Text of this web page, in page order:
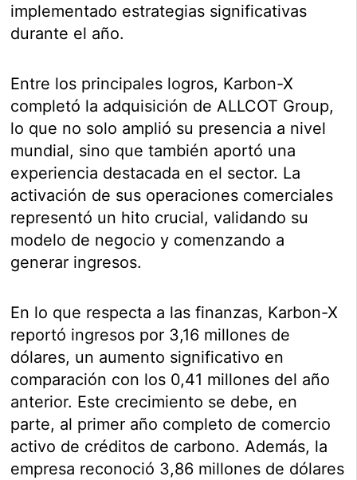
implementado estrategias significativas
durante el año.
Entre los principales logros, Karbon-X
completó la adquisición de ALLCOT Group,
lo que no solo amplió su presencia a nivel
mundial, sino que también aportó una
experiencia destacada en el sector. La
activación de sus operaciones comerciales
representó un hito crucial, validando su
modelo de negocio y comenzando a
generar ingresos.
En lo que respecta a las finanzas, Karbon-X
reportó ingresos por 3,16 millones de
dólares, un aumento significativo en
comparación con los 0,41 millones del año
anterior. Este crecimiento se debe, en
parte, al primer año completo de comercio
activo de créditos de carbono. Además, la
empresa reconoció 3,86 millones de dólares